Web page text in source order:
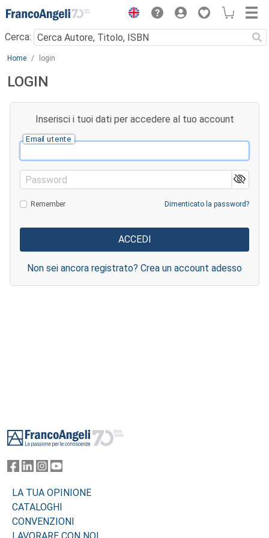
Menu
Cerca:
Main content
Home login
LOGIN
Inserisci i tuoi dati per accedere al tuo account
Email utente
Password
Remember Dimenticato la password?
Non sei ancora registrato? Crea un account adesso
LA TUA OPINIONE
CATALOGHI
CONVENZIONI